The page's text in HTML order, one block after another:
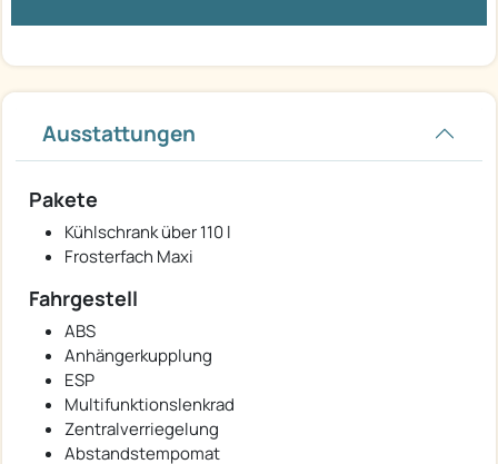
Ausstattungen
Pakete
Kühlschrank über 110 l
Frosterfach Maxi
Fahrgestell
ABS
Anhängerkupplung
ESP
Multifunktionslenkrad
Zentralverriegelung
Abstandstempomat